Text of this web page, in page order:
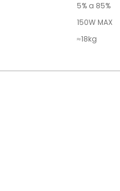
5% a 85%
150W MAX
≈18kg